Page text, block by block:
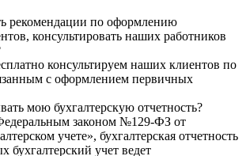
рекомендации по оформлению
консультировать наших работников
консультируем наших клиентов по
с оформлением первичных
мою бухгалтерскую отчетность?
законом №129-ФЗ от
учете», бухгалтерская отчетность
бухгалтерский учет ведет